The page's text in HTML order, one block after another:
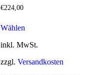
€224,00
Wählen
inkl. MwSt.
zzgl. Versandkosten